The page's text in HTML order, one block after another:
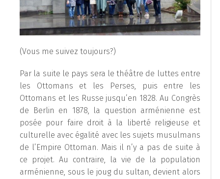
(Vous me suivez toujours?)
Par la suite le pays sera le théâtre de luttes entre
les Ottomans et les Perses, puis entre les
Ottomans et les Russe jusqu’en 1828. Au Congrès
de Berlin en 1878, la question arménienne est
posée pour faire droit à la liberté religieuse et
culturelle avec égalité avec les sujets musulmans
de l’Empire Ottoman. Mais il n’y a pas de suite à
ce projet. Au contraire, la vie de la population
arménienne, sous le joug du sultan, devient alors